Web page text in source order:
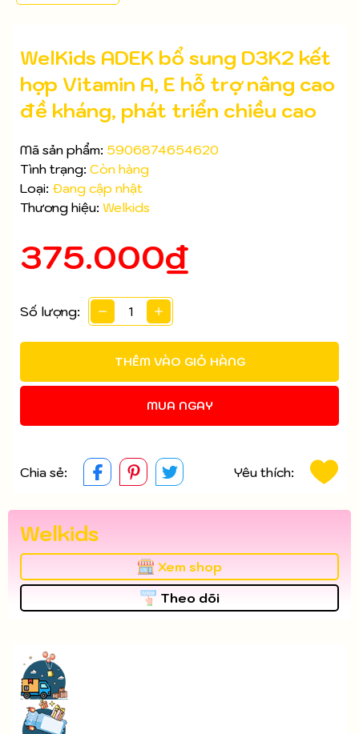
WelKids ADEK bổ sung D3K2 kết
hợp Vitamin A, E hỗ trợ nâng cao
đề kháng, phát triển chiều cao
Mã sản phẩm: 5906874654620
Tình trạng: Còn hàng
Loại: Đang cập nhật
Thương hiệu: Welkids
375.000₫
Số lượng:
THÊM VÀO GIỎ HÀNG
MUA NGAY
Mã giảm giá:
Chia sẻ: Yêu thích:
Welkids
Xem shop
Theo dõi